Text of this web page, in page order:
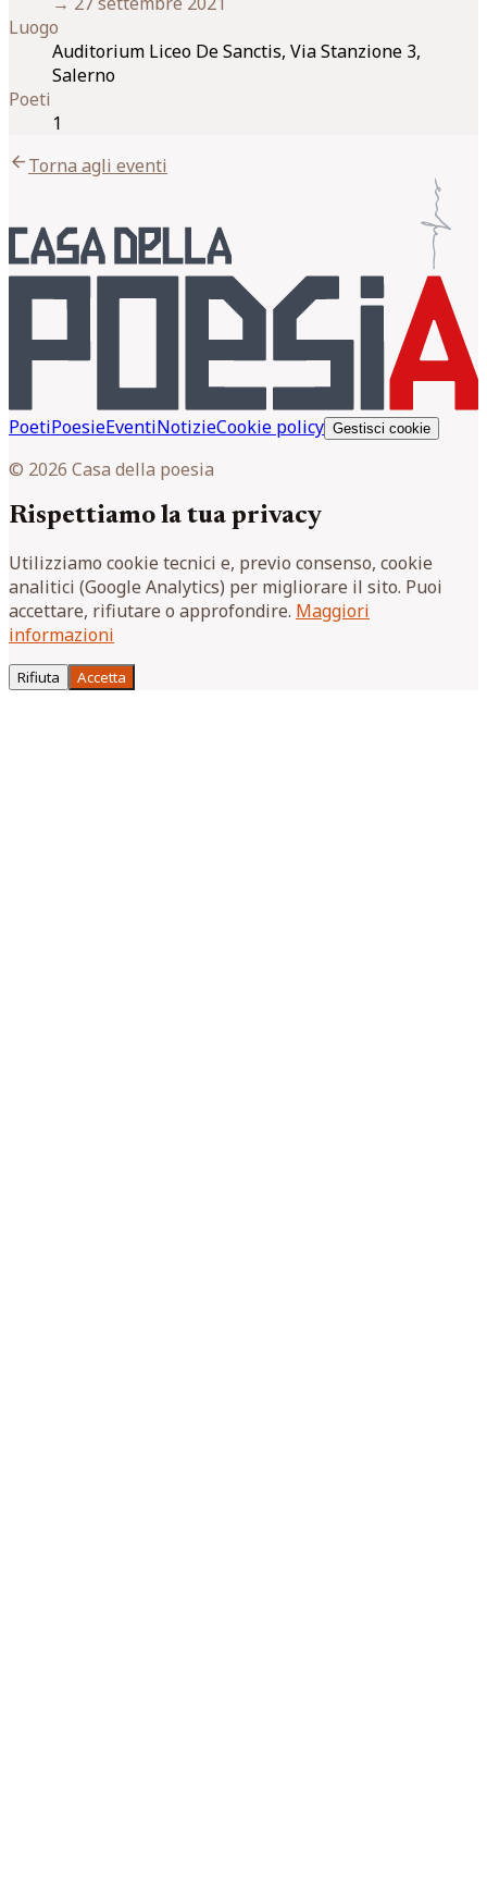
Luogo
Auditorium Liceo De Sanctis, Via Stanzione 3,
Salerno
Poeti
1
arrow_backTorna agli eventi
PoetiPoesieEventiNotizieCookie policy Gestisci cookie
© 2026 Casa della poesia
Rispettiamo la tua privacy
Utilizziamo cookie tecnici e, previo consenso, cookie
analitici (Google Analytics) per migliorare il sito. Puoi
accettare, rifiutare o approfondire. Maggiori
informazioni
Rifiuta Accetta